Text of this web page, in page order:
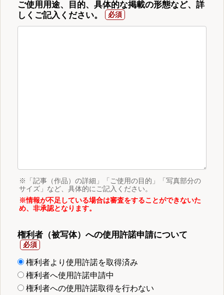
ご使用用途、目的、具体的な掲載の形態など、詳
しくご記入ください。
※「記事（作品）の詳細」「ご使用の目的」「写真部分の
サイズ」など、具体的にご記入ください。
※情報が不足している場合は審査をすることができないた
め、非承認となります。
権利者（被写体）への使用許諾申請について
権利者より使用許諾を取得済み
権利者へ使用許諾申請中
権利者への使用許諾取得を行わない